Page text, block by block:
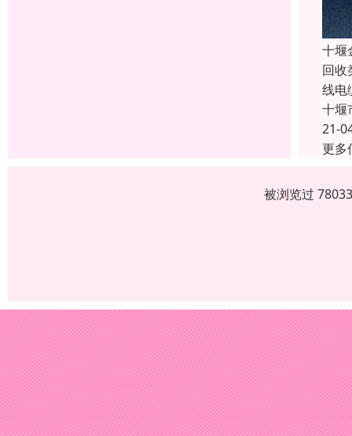
十堰
回收
线电
十堰
21-
更多
被浏览过